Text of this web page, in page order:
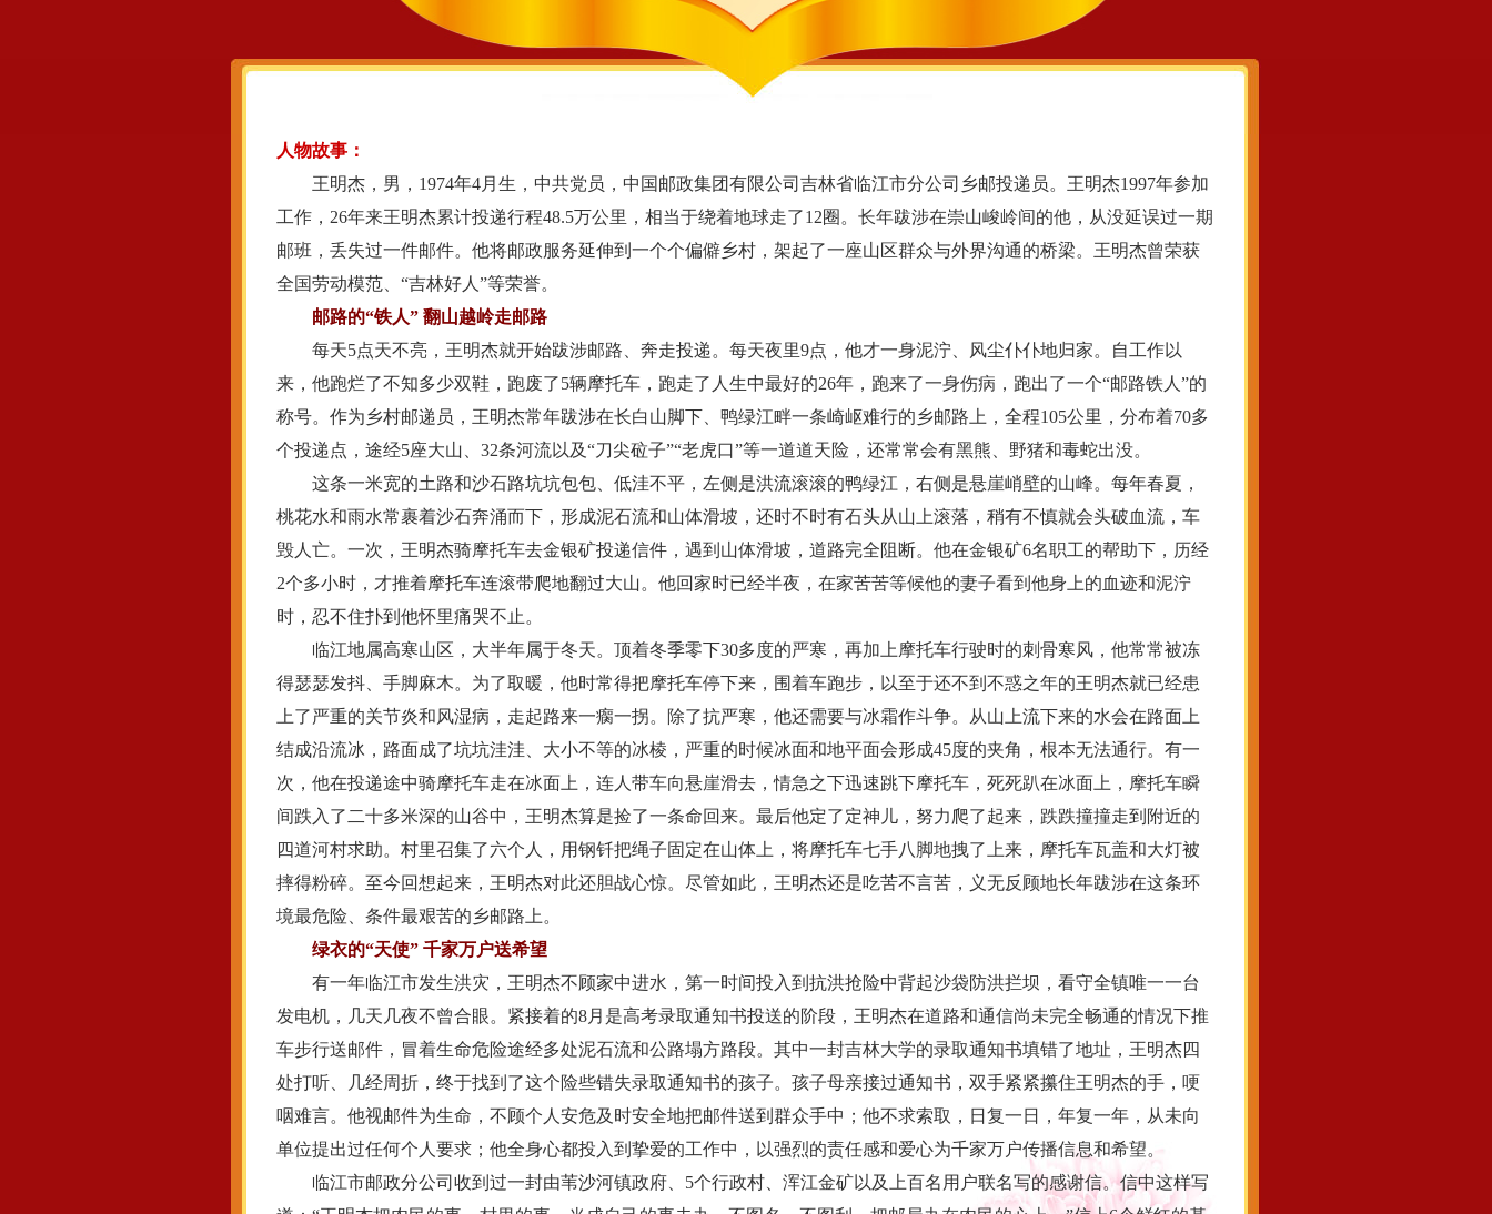
人物故事：
王明杰，男，1974年4月生，中共党员，中国邮政集团有限公司吉林省临江市分公司乡邮投递员。王明杰1997年参加
工作，26年来王明杰累计投递行程48.5万公里，相当于绕着地球走了12圈。长年跋涉在崇山峻岭间的他，从没延误过一期
邮班，丢失过一件邮件。他将邮政服务延伸到一个个偏僻乡村，架起了一座山区群众与外界沟通的桥梁。王明杰曾荣获
全国劳动模范、“吉林好人”等荣誉。
邮路的“铁人” 翻山越岭走邮路
每天5点天不亮，王明杰就开始跋涉邮路、奔走投递。每天夜里9点，他才一身泥泞、风尘仆仆地归家。自工作以
来，他跑烂了不知多少双鞋，跑废了5辆摩托车，跑走了人生中最好的26年，跑来了一身伤病，跑出了一个“邮路铁人”的
称号。作为乡村邮递员，王明杰常年跋涉在长白山脚下、鸭绿江畔一条崎岖难行的乡邮路上，全程105公里，分布着70多
个投递点，途经5座大山、32条河流以及“刀尖砬子”“老虎口”等一道道天险，还常常会有黑熊、野猪和毒蛇出没。
这条一米宽的土路和沙石路坑坑包包、低洼不平，左侧是洪流滚滚的鸭绿江，右侧是悬崖峭壁的山峰。每年春夏，
桃花水和雨水常裹着沙石奔涌而下，形成泥石流和山体滑坡，还时不时有石头从山上滚落，稍有不慎就会头破血流，车
毁人亡。一次，王明杰骑摩托车去金银矿投递信件，遇到山体滑坡，道路完全阻断。他在金银矿6名职工的帮助下，历经
2个多小时，才推着摩托车连滚带爬地翻过大山。他回家时已经半夜，在家苦苦等候他的妻子看到他身上的血迹和泥泞
时，忍不住扑到他怀里痛哭不止。
临江地属高寒山区，大半年属于冬天。顶着冬季零下30多度的严寒，再加上摩托车行驶时的刺骨寒风，他常常被冻
得瑟瑟发抖、手脚麻木。为了取暖，他时常得把摩托车停下来，围着车跑步，以至于还不到不惑之年的王明杰就已经患
上了严重的关节炎和风湿病，走起路来一瘸一拐。除了抗严寒，他还需要与冰霜作斗争。从山上流下来的水会在路面上
结成沿流冰，路面成了坑坑洼洼、大小不等的冰棱，严重的时候冰面和地平面会形成45度的夹角，根本无法通行。有一
次，他在投递途中骑摩托车走在冰面上，连人带车向悬崖滑去，情急之下迅速跳下摩托车，死死趴在冰面上，摩托车瞬
间跌入了二十多米深的山谷中，王明杰算是捡了一条命回来。最后他定了定神儿，努力爬了起来，跌跌撞撞走到附近的
四道河村求助。村里召集了六个人，用钢钎把绳子固定在山体上，将摩托车七手八脚地拽了上来，摩托车瓦盖和大灯被
摔得粉碎。至今回想起来，王明杰对此还胆战心惊。尽管如此，王明杰还是吃苦不言苦，义无反顾地长年跋涉在这条环
境最危险、条件最艰苦的乡邮路上。
绿衣的“天使” 千家万户送希望
有一年临江市发生洪灾，王明杰不顾家中进水，第一时间投入到抗洪抢险中背起沙袋防洪拦坝，看守全镇唯一一台
发电机，几天几夜不曾合眼。紧接着的8月是高考录取通知书投送的阶段，王明杰在道路和通信尚未完全畅通的情况下推
车步行送邮件，冒着生命危险途经多处泥石流和公路塌方路段。其中一封吉林大学的录取通知书填错了地址，王明杰四
处打听、几经周折，终于找到了这个险些错失录取通知书的孩子。孩子母亲接过通知书，双手紧紧攥住王明杰的手，哽
咽难言。他视邮件为生命，不顾个人安危及时安全地把邮件送到群众手中；他不求索取，日复一日，年复一年，从未向
单位提出过任何个人要求；他全身心都投入到挚爱的工作中，以强烈的责任感和爱心为千家万户传播信息和希望。
临江市邮政分公司收到过一封由苇沙河镇政府、5个行政村、浑江金矿以及上百名用户联名写的感谢信。信中这样写